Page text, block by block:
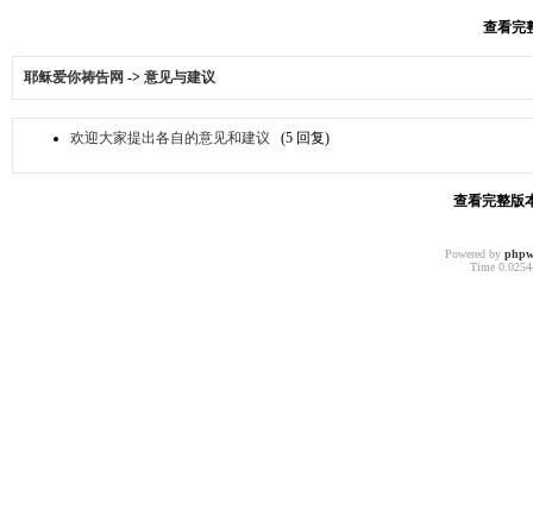
查看完
耶稣爱你祷告网 -> 意见与建议
欢迎大家提出各自的意见和建议 (5 回复)
查看完整版
Powered by
Time